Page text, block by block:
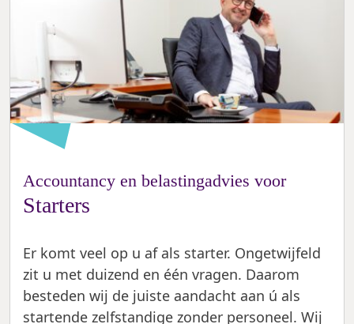
Accountancy en belastingadvies voor
Starters
Er komt veel op u af als starter. Ongetwijfeld
zit u met duizend en één vragen. Daarom
besteden wij de juiste aandacht aan ú als
startende zelfstandige zonder personeel. Wij